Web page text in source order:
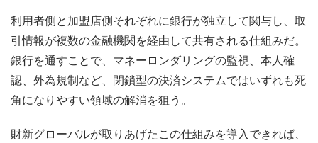
利用者側と加盟店側それぞれに銀行が独立して関与し、取
引情報が複数の金融機関を経由して共有される仕組みだ。
銀行を通すことで、マネーロンダリングの監視、本人確
認、外為規制など、閉鎖型の決済システムではいずれも死
角になりやすい領域の解消を狙う。
財新グローバルが取りあげたこの仕組みを導入できれば、